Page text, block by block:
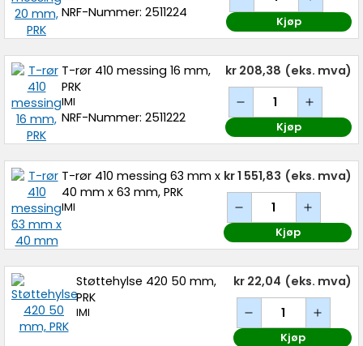
NRF-Nummer: 2511224
Kjøp
T-rør 410 messing 16 mm,
PRK
IMI
NRF-Nummer: 2511222
kr 208,38 (eks. mva)
Kjøp
T-rør 410 messing 63 mm x
40 mm x 63 mm, PRK
IMI
kr 1 551,83 (eks. mva)
Kjøp
Støttehylse 420 50 mm,
PRK
IMI
kr 22,04 (eks. mva)
Kjøp